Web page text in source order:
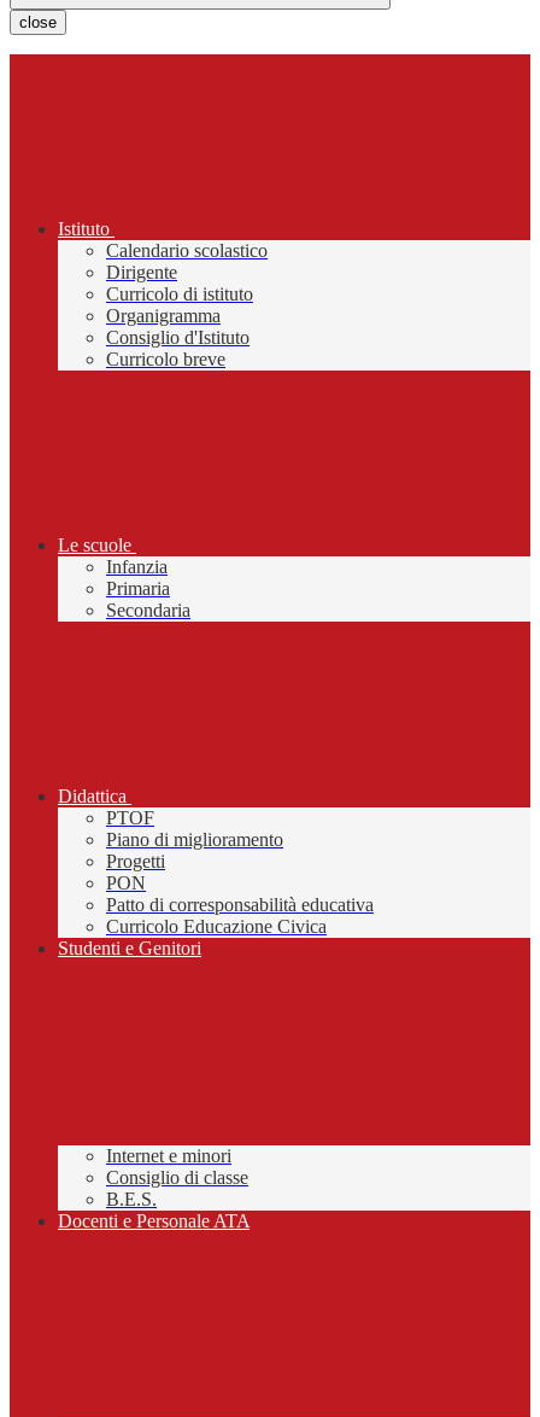
close
Istituto
Calendario scolastico
Dirigente
Curricolo di istituto
Organigramma
Consiglio d'Istituto
Curricolo breve
Le scuole
Infanzia
Primaria
Secondaria
Didattica
PTOF
Piano di miglioramento
Progetti
PON
Patto di corresponsabilità educativa
Curricolo Educazione Civica
Studenti e Genitori
Internet e minori
Consiglio di classe
B.E.S.
Docenti e Personale ATA